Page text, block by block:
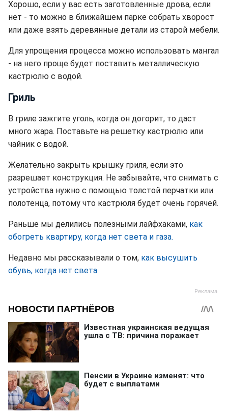
Хорошо, если у вас есть заготовленные дрова, если
нет - то можно в ближайшем парке собрать хворост
или даже взять деревянные детали из старой мебели.
Для упрощения процесса можно использовать мангал
- на него проще будет поставить металлическую
кастрюлю с водой.
Гриль
В гриле зажгите уголь, когда он догорит, то даст
много жара. Поставьте на решетку кастрюлю или
чайник с водой.
Желательно закрыть крышку гриля, если это
разрешает конструкция. Не забывайте, что снимать с
устройства нужно с помощью толстой перчатки или
полотенца, потому что кастрюля будет очень горячей.
Раньше мы делились полезными лайфхаками, как
обогреть квартиру, когда нет света и газа.
Недавно мы рассказывали о том, как высушить
обувь, когда нет света.